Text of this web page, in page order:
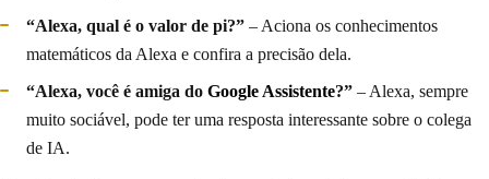
“Alexa, qual é o valor de pi?” – Aciona os conhecimentos
matemáticos da Alexa e confira a precisão dela.
“Alexa, você é amiga do Google Assistente?” – Alexa, sempre
muito sociável, pode ter uma resposta interessante sobre o colega
de IA.